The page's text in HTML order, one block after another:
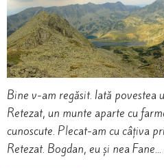
Bine v-am regăsit. Iată povestea
Retezat, un munte aparte cu
cunoscute. Plecat-am cu câțiva
Retezat. Bogdan, eu și nea Fane…